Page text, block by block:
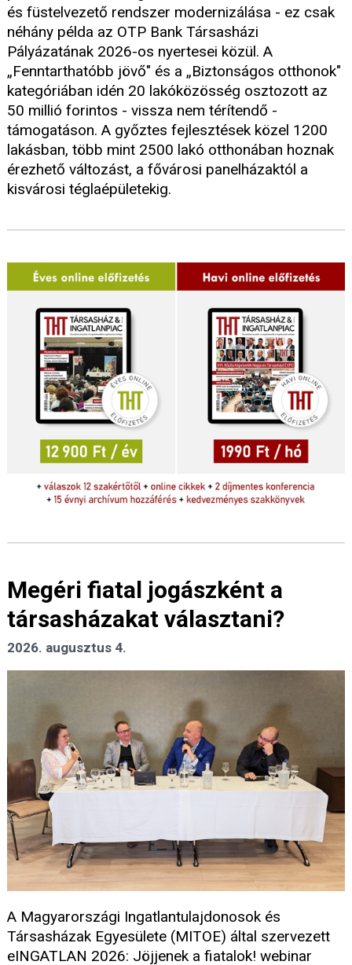
és füstelvezető rendszer modernizálása - ez csak
néhány példa az OTP Bank Társasházi
Pályázatának 2026-os nyertesei közül. A
„Fenntarthatóbb jövő" és a „Biztonságos otthonok"
kategóriában idén 20 lakóközösség osztozott az
50 millió forintos - vissza nem térítendő -
támogatáson. A győztes fejlesztések közel 1200
lakásban, több mint 2500 lakó otthonában hoznak
érezhető változást, a fővárosi panelházaktól a
kisvárosi téglaépületekig.
Megéri fiatal jogászként a
társasházakat választani?
2026. augusztus 4.
A Magyarországi Ingatlantulajdonosok és
Társasházak Egyesülete (MITOE) által szervezett
eINGATLAN 2026: Jöjjenek a fiatalok! webinar